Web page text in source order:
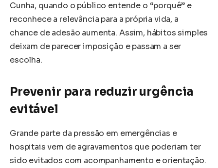
Cunha, quando o público entende o “porquê” e
reconhece a relevância para a própria vida, a
chance de adesão aumenta. Assim, hábitos simples
deixam de parecer imposição e passam a ser
escolha.
Prevenir para reduzir urgência
evitável
Grande parte da pressão em emergências e
hospitais vem de agravamentos que poderiam ter
sido evitados com acompanhamento e orientação.